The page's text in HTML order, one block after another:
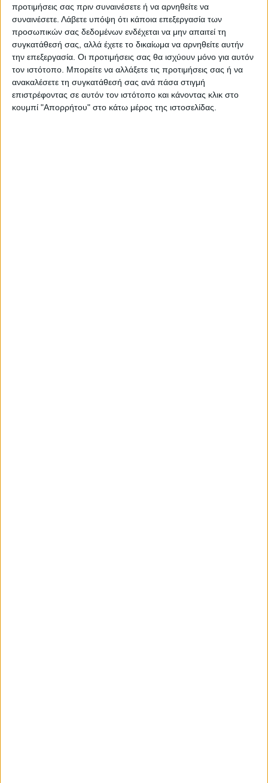
προτιμήσεις σας πριν συναινέσετε ή να αρνηθείτε να
συναινέσετε. Λάβετε υπόψη ότι κάποια επεξεργασία των
προσωπικών σας δεδομένων ενδέχεται να μην απαιτεί τη
συγκατάθεσή σας, αλλά έχετε το δικαίωμα να αρνηθείτε αυτήν
την επεξεργασία. Οι προτιμήσεις σας θα ισχύουν μόνο για αυτόν
τον ιστότοπο. Μπορείτε να αλλάξετε τις προτιμήσεις σας ή να
ανακαλέσετε τη συγκατάθεσή σας ανά πάσα στιγμή
επιστρέφοντας σε αυτόν τον ιστότοπο και κάνοντας κλικ στο
κουμπί "Απορρήτου" στο κάτω μέρος της ιστοσελίδας.
Τελευταίες Ειδήσεις Σήμερα
Ακολούθησε την εφημερίδα ΝΕΟΣ
ΑΓΩΝ στο Google News!
Όλες οι εξελίξεις στην περιοχή της